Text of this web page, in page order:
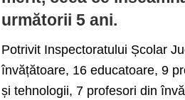
următorii 5 ani.
Potrivit Inspectoratului Școlar
învățătoare, 16 educatoare, 9
și tehnologii, 7 profesori din